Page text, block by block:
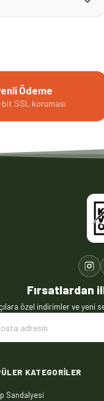
Ödeme
SSL koruması
Fırsatlardan
özel indirimler ve yeni
KATEGORILER
Sandalyesi